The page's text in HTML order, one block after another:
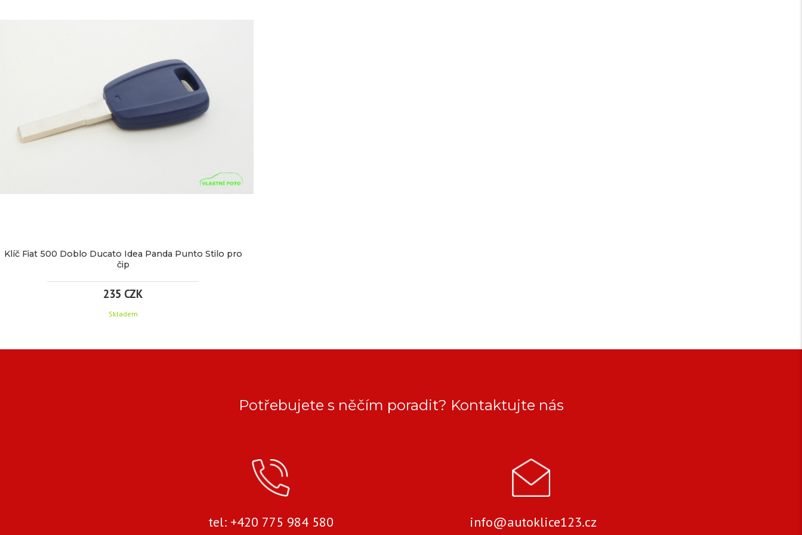
Klíč Fiat 500 Doblo Ducato Idea Panda Punto Stilo pro
čip
235 CZK
Skladem
KLÍČ
Potřebujete s něčím poradit? Kontaktujte nás
tel: +420 775 984 580 info@autoklice123.cz